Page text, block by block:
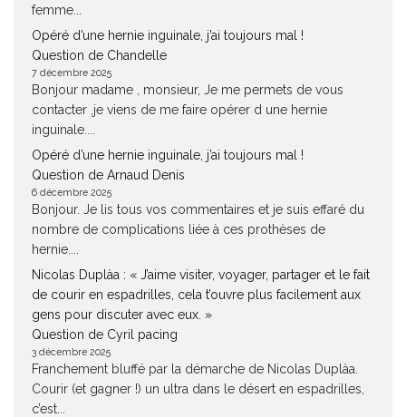
femme...
Opéré d’une hernie inguinale, j’ai toujours mal !
Question de Chandelle
7 décembre 2025
Bonjour madame , monsieur, Je me permets de vous
contacter ,je viens de me faire opérer d une hernie
inguinale....
Opéré d’une hernie inguinale, j’ai toujours mal !
Question de Arnaud Denis
6 décembre 2025
Bonjour. Je lis tous vos commentaires et je suis effaré du
nombre de complications liée à ces prothèses de
hernie....
Nicolas Duplàa : « J’aime visiter, voyager, partager et le fait
de courir en espadrilles, cela t’ouvre plus facilement aux
gens pour discuter avec eux. »
Question de Cyril pacing
3 décembre 2025
Franchement bluffé par la démarche de Nicolas Duplàa.
Courir (et gagner !) un ultra dans le désert en espadrilles,
c’est...